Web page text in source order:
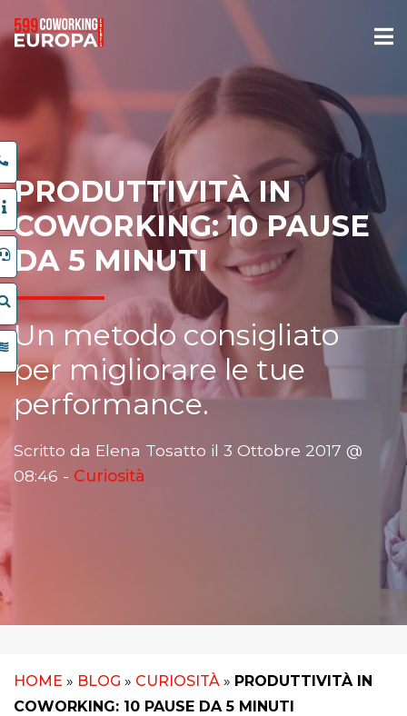
PRODUTTIVITÀ IN
COWORKING: 10 PAUSE
DA 5 MINUTI
Un metodo consigliato
per migliorare le tue
performance.
Scritto da Elena Tosatto il 3 Ottobre 2017 @
08:46 - Curiosità
HOME » BLOG » CURIOSITÀ » PRODUTTIVITÀ IN
COWORKING: 10 PAUSE DA 5 MINUTI